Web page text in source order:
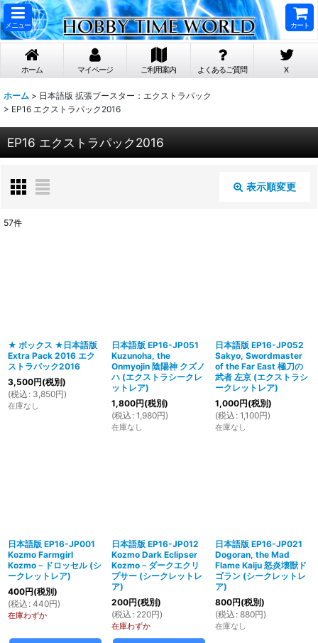
メニュー カート
ホーム マイページ ご利用案内 よくあるご質問 X
ホーム > 日本語版 拡張ブースター：エクストラパック
> EP16 エクストラパック2016
EP16 エクストラパック2016
表示順変更
絞り込む
57件
★ ボックス ★日本語版
Extra Pack 2016 エク
ストラパック2016
3,500円(税別)
(税込 : 3,850円)
在庫なし
日本語版 EP16-JP051
Kuzunoha, the
Onmyojin 陰陽神 クズノ
ハ (エクストラシークレ
ットレア)
1,800円(税別)
(税込 : 1,980円)
在庫なし
日本語版 EP16-JP052
Sakyo, Swordmaster
of the Far East 極刀の
武者 左京 (エクストラシ
ークレットレア)
1,000円(税別)
(税込 : 1,100円)
在庫なし
日本語版 EP16-JP001
Kozmo Farmgirl
Kozmo－ドロッセル (シ
ークレットレア)
400円(税別)
(税込 : 440円)
在庫わずか
日本語版 EP16-JP012
Kozmo Dark Eclipser
Kozmo－ダークエクリ
プサー (シークレットレ
ア)
200円(税別)
(税込 : 220円)
在庫わずか
日本語版 EP16-JP021
Dogoran, the Mad
Flame Kaiju 怒炎壊獣ド
ゴラン (シークレットレ
ア)
800円(税別)
(税込 : 880円)
在庫なし